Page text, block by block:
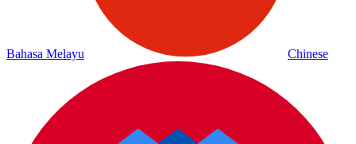
Bahasa Melayu Chinese